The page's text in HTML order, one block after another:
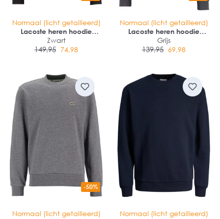
Normaal (licht getailleerd)
Lacoste heren hoodie
sweatsvest
Zwart
149,95 74,98
Normaal (licht getailleerd)
Lacoste heren hoodie
sweatshirt
Grijs
139,95 69,98
-50%
Normaal (licht getailleerd)
Normaal (licht getailleerd)